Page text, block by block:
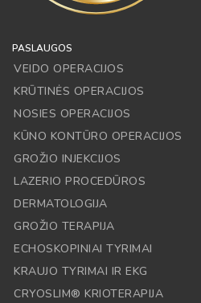
PASLAUGOS
VEIDO OPERACIJOS
KRŪTINĖS OPERACIJOS
NOSIES OPERACIJOS
KŪNO KONTŪRO OPERACIJOS
GROŽIO INJEKCIJOS
LAZERIO PROCEDŪROS
DERMATOLOGIJA
GROŽIO TERAPIJA
ECHOSKOPINIAI TYRIMAI
KRAUJO TYRIMAI IR EKG
CRYOSLIM® KRIOTERAPIJA